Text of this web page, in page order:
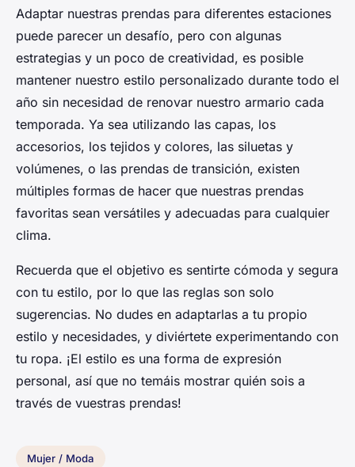
Adaptar nuestras prendas para diferentes estaciones
puede parecer un desafío, pero con algunas
estrategias y un poco de creatividad, es posible
mantener nuestro estilo personalizado durante todo el
año sin necesidad de renovar nuestro armario cada
temporada. Ya sea utilizando las capas, los
accesorios, los tejidos y colores, las siluetas y
volúmenes, o las prendas de transición, existen
múltiples formas de hacer que nuestras prendas
favoritas sean versátiles y adecuadas para cualquier
clima.
Recuerda que el objetivo es sentirte cómoda y segura
con tu estilo, por lo que las reglas son solo
sugerencias. No dudes en adaptarlas a tu propio
estilo y necesidades, y diviértete experimentando con
tu ropa. ¡El estilo es una forma de expresión
personal, así que no temáis mostrar quién sois a
través de vuestras prendas!
Mujer / Moda